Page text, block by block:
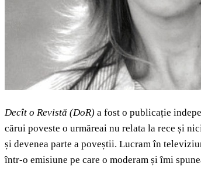
Decît o Revistă (DoR) a fost o publicație
cărui poveste o urmăreai nu relata la rece și
și devenea parte a poveștii. Lucram în
într-o emisiune pe care o moderam și îmi